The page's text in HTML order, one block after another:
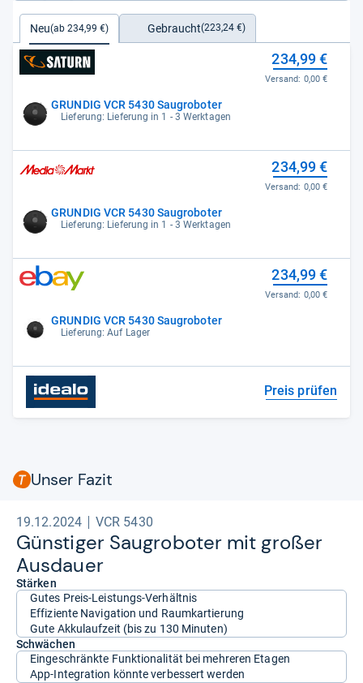
Neu(ab 234,99 €) Gebraucht(223,24 €)
GRUNDIG VCR 5430 Saugroboter
Lieferung: Lieferung in 1 - 3 Werktagen
234,99 €
Versand: 0,00 €
GRUNDIG VCR 5430 Saugroboter
Lieferung: Lieferung in 1 - 3 Werktagen
234,99 €
Versand: 0,00 €
GRUNDIG VCR 5430 Saugroboter
Lieferung: Auf Lager
234,99 €
Versand: 0,00 €
Preis prüfen
Unser Fazit
19.12.2024 VCR 5430
Güns­ti­ger Sau­gro­bo­ter mit großer
Aus­dauer
Stärken
Gutes Preis-Leistungs-Verhältnis
Effiziente Navigation und Raumkartierung
Gute Akkulaufzeit (bis zu 130 Minuten)
Schwächen
Eingeschränkte Funktionalität bei mehreren Etagen
App-Integration könnte verbessert werden